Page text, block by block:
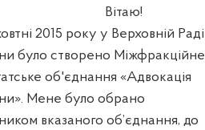
Вітаю!
2015 року у Верховній Раді
було створено Міжфракційне
об'єднання «Адвокація
Мене було обрано
вказаного об’єднання, до